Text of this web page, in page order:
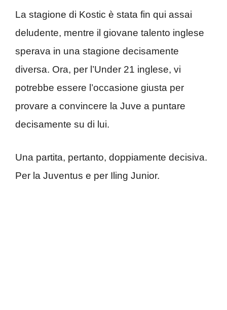
La stagione di Kostic è stata fin qui assai
deludente, mentre il giovane talento inglese
sperava in una stagione decisamente
diversa. Ora, per l’Under 21 inglese, vi
potrebbe essere l’occasione giusta per
provare a convincere la Juve a puntare
decisamente su di lui.
Una partita, pertanto, doppiamente decisiva.
Per la Juventus e per Iling Junior.